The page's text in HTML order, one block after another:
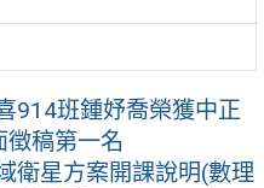
914班鍾妤喬榮獲中正
徵稿第一名
衛星方案開課說明(數理